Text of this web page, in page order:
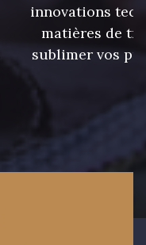
innovations
matières de
sublimer vos